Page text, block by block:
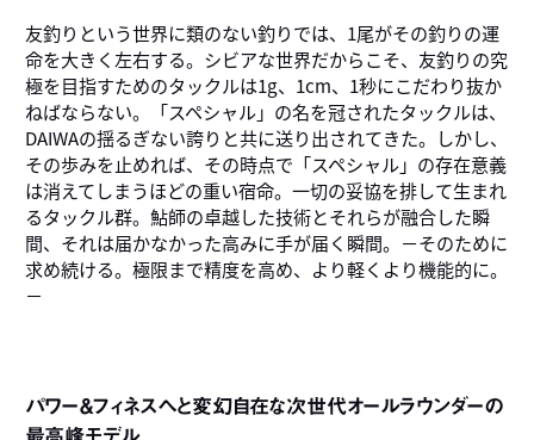
友釣りという世界に類のない釣りでは、1尾がその釣りの運
命を大きく左右する。シビアな世界だからこそ、友釣りの究
極を目指すためのタックルは1g、1cm、1秒にこだわり抜か
ねばならない。「スペシャル」の名を冠されたタックルは、
DAIWAの揺るぎない誇りと共に送り出されてきた。しかし、
その歩みを止めれば、その時点で「スペシャル」の存在意義
は消えてしまうほどの重い宿命。一切の妥協を排して生まれ
るタックル群。鮎師の卓越した技術とそれらが融合した瞬
間、それは届かなかった高みに手が届く瞬間。－そのために
求め続ける。極限まで精度を高め、より軽くより機能的に。
－
パワー＆フィネスへと変幻自在な次世代オールラウンダーの